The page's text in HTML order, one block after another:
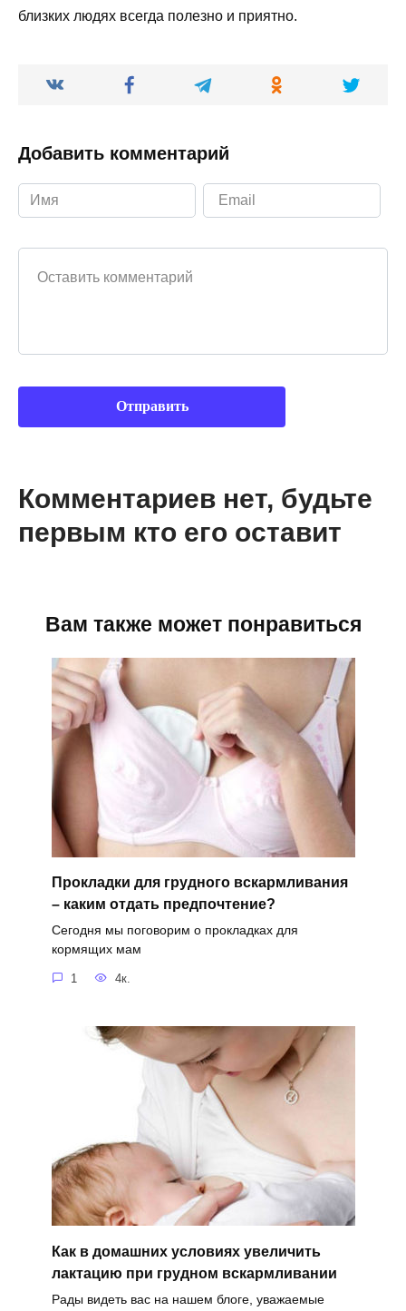
близких людях всегда полезно и приятно.
Добавить комментарий
Комментариев нет, будьте
первым кто его оставит
Вам также может понравиться
Прокладки для грудного вскармливания
– каким отдать предпочтение?
Сегодня мы поговорим о прокладках для
кормящих мам
1 4к.
Как в домашних условиях увеличить
лактацию при грудном вскармливании
Рады видеть вас на нашем блоге, уважаемые